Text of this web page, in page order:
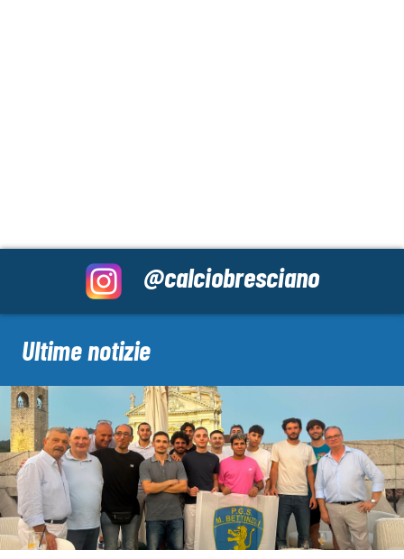
@calciobresciano
Ultime notizie